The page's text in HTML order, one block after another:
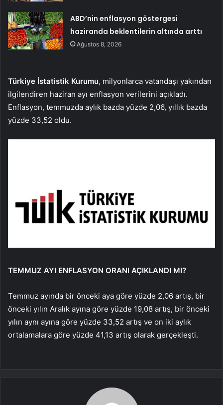
ABD’nin enflasyon göstergesi
haziranda beklentilerin altında arttı
Ağustos 8, 2026
Türkiye İstatistik Kurumu, milyonlarca vatandaşı yakından
ilgilendiren haziran ayı enflasyon verilerini açıkladı.
Enflasyon, temmuzda aylık bazda yüzde 2,06, yıllık bazda
yüzde 33,52 oldu.
TEMMUZ AYI ENFLASYON ORANI AÇIKLANDI MI?
Temmuz ayında bir önceki aya göre yüzde 2,06 artış, bir
önceki yılın Aralık ayına göre yüzde 19,08 artış, bir önceki
yılın aynı ayına göre yüzde 33,52 artış ve on iki aylık
ortalamalara göre yüzde 41,13 artış olarak gerçekleşti.